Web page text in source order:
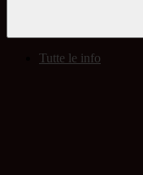
Tutte le info